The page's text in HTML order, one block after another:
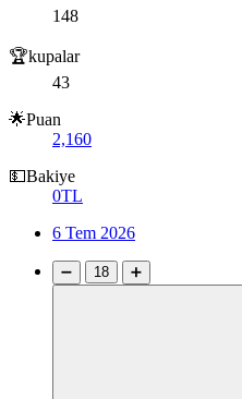
148
🏆kupalar
43
🌟Puan
2,160
💵Bakiye
0TL
6 Tem 2026
➖ 18 ➕